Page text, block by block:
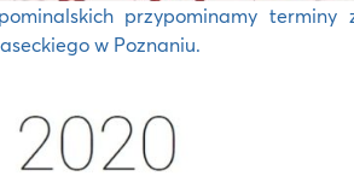
przypominamy
w Poznaniu.